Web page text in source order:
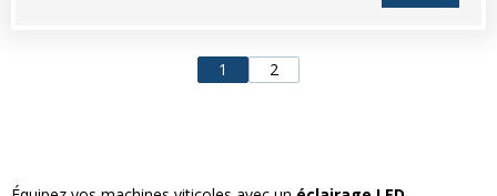
1 2